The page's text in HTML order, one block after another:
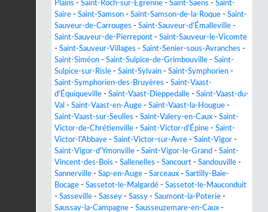
Plains - Saint-Roch-sur-Égrenne - Saint-Saëns - Saint-
Saire - Saint-Samson - Saint-Samson-de-la-Roque - Saint-
Sauveur-de-Carrouges - Saint-Sauveur-d'Émalleville -
Saint-Sauveur-de-Pierrepont - Saint-Sauveur-le-Vicomte
- Saint-Sauveur-Villages - Saint-Senier-sous-Avranches -
Saint-Siméon - Saint-Sulpice-de-Grimbouville - Saint-
Sulpice-sur-Risle - Saint-Sylvain - Saint-Symphorien -
Saint-Symphorien-des-Bruyères - Saint-Vaast-
d'Équiqueville - Saint-Vaast-Dieppedalle - Saint-Vaast-du-
Val - Saint-Vaast-en-Auge - Saint-Vaast-la-Hougue -
Saint-Vaast-sur-Seulles - Saint-Valery-en-Caux - Saint-
Victor-de-Chrétienville - Saint-Victor-d'Épine - Saint-
Victor-l'Abbaye - Saint-Victor-sur-Avre - Saint-Vigor -
Saint-Vigor-d'Ymonville - Saint-Vigor-le-Grand - Saint-
Vincent-des-Bois - Sallenelles - Sancourt - Sandouville -
Sannerville - Sap-en-Auge - Sarceaux - Sartilly-Baie-
Bocage - Sassetot-le-Malgardé - Sassetot-le-Mauconduit
- Sasseville - Sassey - Sassy - Saumont-la-Poterie -
Saussay-la-Campagne - Sausseuzemare-en-Caux -